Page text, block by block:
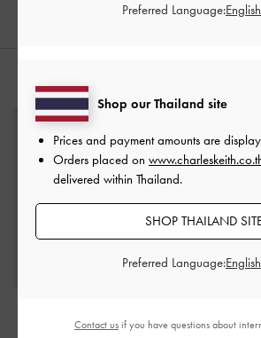
ประดับชาร์ม-สีชอล์ค
คาดด้านหน้าแ
Shop our Thailand site
Prices and payment amounts are
Orders placed on
delivered within Thailand.
SHOP THAILAND
Preferred Language:
Preferred Language:
Contact us if you have questions about